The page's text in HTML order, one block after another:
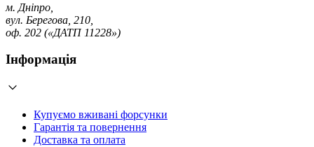
м. Дніпро,
вул. Берегова, 210,
оф. 202 («ДАТП 11228»)
Інформація
Купуємо вживані форсунки
Гарантія та повернення
Доставка та оплата